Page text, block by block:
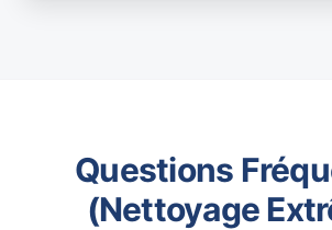
Questions
(Nettoyage